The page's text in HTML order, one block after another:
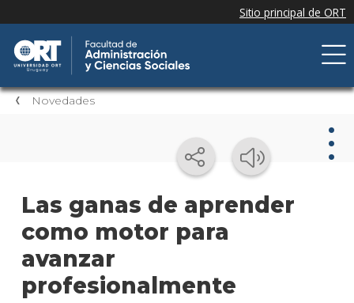
Novedades
Las ganas de aprender
como motor para
avanzar
profesionalmente